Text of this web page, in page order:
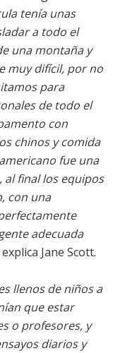
tenía unas
a todo el
una montaña y
muy difícil, por no
para
de todo el
con
chinos y comida
fue una
al final los equipos
con una
adecuada
explica Jane Scott.
llenos de niños a
que estar
o profesores, y
diarios y